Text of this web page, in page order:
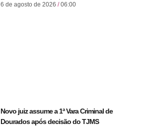
6 de agosto de 2026 06:00
Novo juiz assume a 1ª Vara Criminal de
Dourados após decisão do TJMS